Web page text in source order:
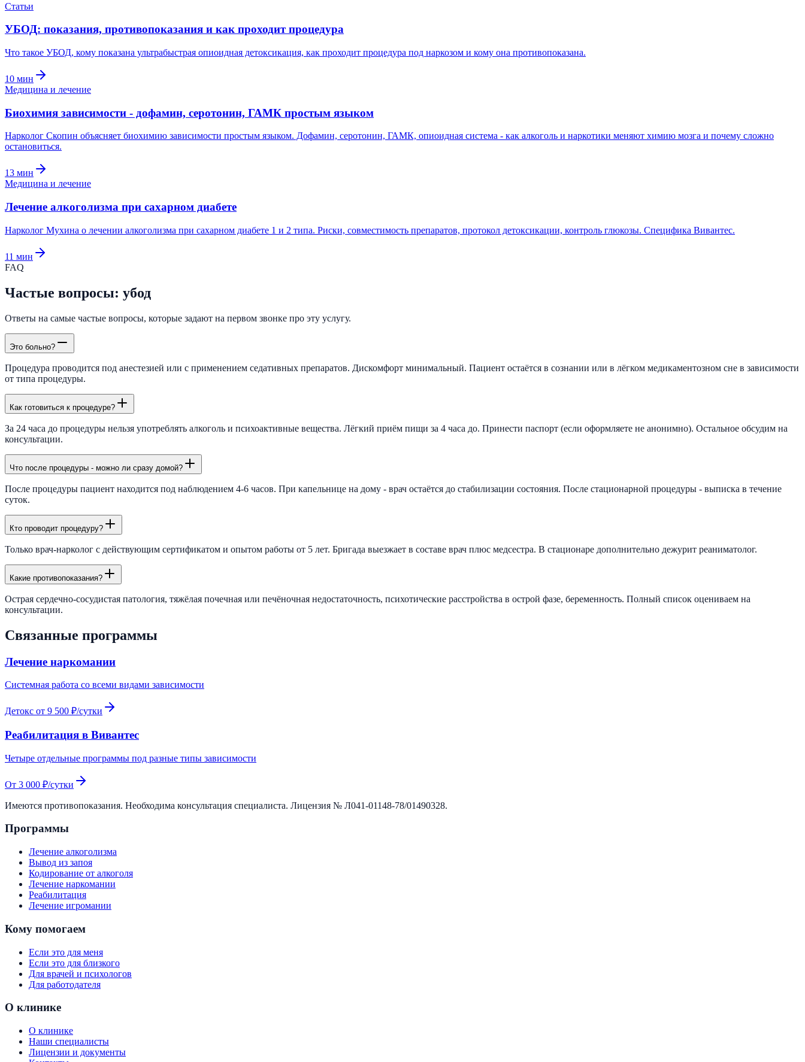
Статьи
УБОД: показания, противопоказания и как проходит процедура
Что такое УБОД, кому показана ультрабыстрая опиоидная детоксикация, как проходит процедура под наркозом и кому она противопоказана.
10 мин
Медицина и лечение
Биохимия зависимости - дофамин, серотонин, ГАМК простым языком
Нарколог Скопин объясняет биохимию зависимости простым языком. Дофамин, серотонин, ГАМК, опиоидная система - как алкоголь и наркотики меняют химию мозга и почему сложно
остановиться.
13 мин
Медицина и лечение
Лечение алкоголизма при сахарном диабете
Нарколог Мухина о лечении алкоголизма при сахарном диабете 1 и 2 типа. Риски, совместимость препаратов, протокол детоксикации, контроль глюкозы. Специфика Вивантес.
11 мин
FAQ
Частые вопросы: убод
Ответы на самые частые вопросы, которые задают на первом звонке про эту услугу.
Это больно?
Процедура проводится под анестезией или с применением седативных препаратов. Дискомфорт минимальный. Пациент остаётся в сознании или в лёгком медикаментозном сне в зависимости
от типа процедуры.
Как готовиться к процедуре?
За 24 часа до процедуры нельзя употреблять алкоголь и психоактивные вещества. Лёгкий приём пищи за 4 часа до. Принести паспорт (если оформляете не анонимно). Остальное обсудим на
консультации.
Что после процедуры - можно ли сразу домой?
После процедуры пациент находится под наблюдением 4-6 часов. При капельнице на дому - врач остаётся до стабилизации состояния. После стационарной процедуры - выписка в течение
суток.
Кто проводит процедуру?
Только врач-нарколог с действующим сертификатом и опытом работы от 5 лет. Бригада выезжает в составе врач плюс медсестра. В стационаре дополнительно дежурит реаниматолог.
Какие противопоказания?
Острая сердечно-сосудистая патология, тяжёлая почечная или печёночная недостаточность, психотические расстройства в острой фазе, беременность. Полный список оцениваем на
консультации.
Связанные программы
Лечение наркомании
Системная работа со всеми видами зависимости
Детокс от 9 500 ₽/сутки
Реабилитация в Вивантес
Четыре отдельные программы под разные типы зависимости
От 3 000 ₽/сутки
Имеются противопоказания. Необходима консультация специалиста. Лицензия № Л041-01148-78/01490328.
Программы
Лечение алкоголизма
Вывод из запоя
Кодирование от алкоголя
Лечение наркомании
Реабилитация
Лечение игромании
Кому помогаем
Если это для меня
Если это для близкого
Для врачей и психологов
Для работодателя
О клинике
О клинике
Наши специалисты
Лицензии и документы